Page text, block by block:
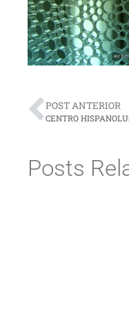
POST ANTERIOR
Posts